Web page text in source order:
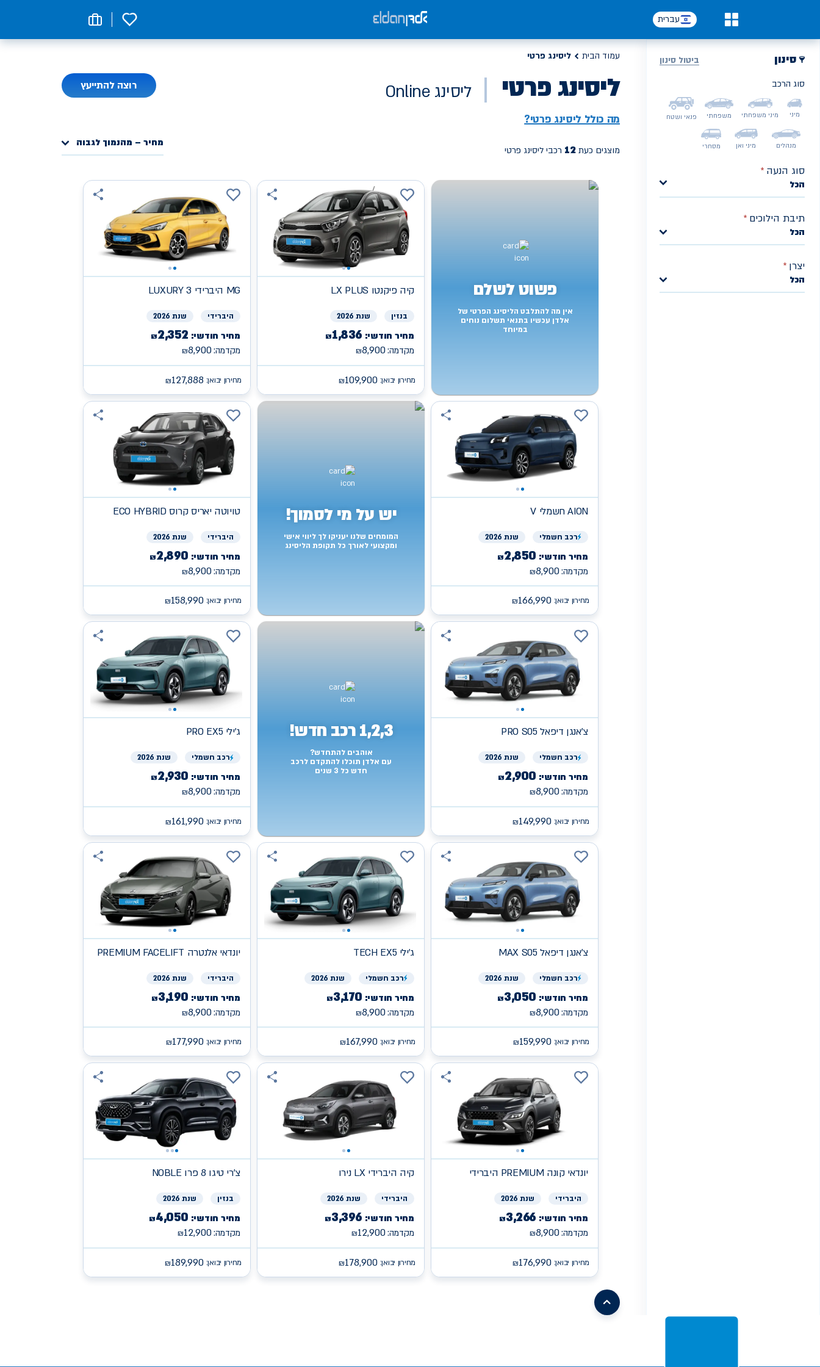
עברית 0
סינון ביטול סינון
סוג הרכב
מיני מיני משפחתי משפחתי פנאי ושטח
מנהלים מיני ואן מסחרי
סוג הנעה *
הכל
תיבת הילוכים *
הכל
יצרן *
הכל
עמוד הבית ליסינג פרטי
ליסינג פרטי ליסינג Online רוצה להתייעץ
מה כולל ליסינג פרטי?
מוצגים כעת רכבי ליסינג פרטי
מחיר – מהנמוך לגבוה
פשוט לשלם
אין מה להתלבט הליסינג הפרטי של
אלדן עכשיו בתנאי תשלום נוחים
במיוחד
קיהLX PLUS פיקנטו
בנזין שנת 2026
מחיר חודשי: ₪1,836
מקדמה: ₪8,900
מחירון יבואן: ₪109,900
MG היברידי LUXURY 3
היברידי שנת 2026
מחיר חודשי: ₪2,352
מקדמה: ₪8,900
מחירון יבואן: ₪127,888
AION חשמלי V
רכב חשמלי שנת 2026
מחיר חודשי: ₪2,850
מקדמה: ₪8,900
מחירון יבואן: ₪166,990
יש על מי לסמוך!
המומחים שלנו יעניקו לך ליווי אישי
ומקצועי לאורך כל תקופת הליסינג
טויוטהיאריס קרוס ECO HYBRID
היברידי שנת 2026
מחיר חודשי: ₪2,890
מקדמה: ₪8,900
מחירון יבואן: ₪158,990
צ'אנגן PRO S05 דיפאל
רכב חשמלי שנת 2026
מחיר חודשי: ₪2,900
מקדמה: ₪8,900
מחירון יבואן: ₪149,990
1,2,3 רכב חדש!
אוהבים להתחדש?
עם אלדן תוכלו להתקדם לרכב
חדש כל 3 שנים
ג'ילי PRO EX5
רכב חשמלי שנת 2026
מחיר חודשי: ₪2,930
מקדמה: ₪8,900
מחירון יבואן: ₪161,990
צ'אנגן MAX S05 דיפאל
רכב חשמלי שנת 2026
מחיר חודשי: ₪3,050
מקדמה: ₪8,900
מחירון יבואן: ₪159,990
ג'ילי TECH EX5
רכב חשמלי שנת 2026
מחיר חודשי: ₪3,170
מקדמה: ₪8,900
מחירון יבואן: ₪167,990
יונדאיPREMIUM FACELIFT אלנטרה
היברידי שנת 2026
מחיר חודשי: ₪3,190
מקדמה: ₪8,900
מחירון יבואן: ₪177,990
יונדאיקונה PREMIUM היברידי
היברידי שנת 2026
מחיר חודשי: ₪3,266
מקדמה: ₪8,900
מחירון יבואן: ₪176,990
קיה היברידי LX נירו
היברידי שנת 2026
מחיר חודשי: ₪3,396
מקדמה: ₪12,900
מחירון יבואן: ₪178,900
צ'ריNOBLE טיגו 8 פרו
בנזין שנת 2026
מחיר חודשי: ₪4,050
מקדמה: ₪12,900
מחירון יבואן: ₪189,990